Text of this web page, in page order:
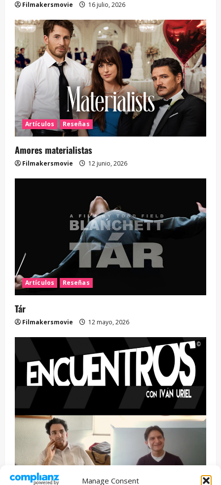
Manage Consent
Filmakersmovie 16 julio, 2026
Artículos Reseñas
Amores materialistas
Filmakersmovie 12 junio, 2026
Artículos Reseñas
Tár
Filmakersmovie 12 mayo, 2026